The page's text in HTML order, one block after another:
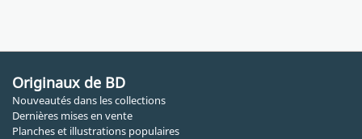
Originaux de BD
Nouveautés dans les collections
Dernières mises en vente
Planches et illustrations populaires